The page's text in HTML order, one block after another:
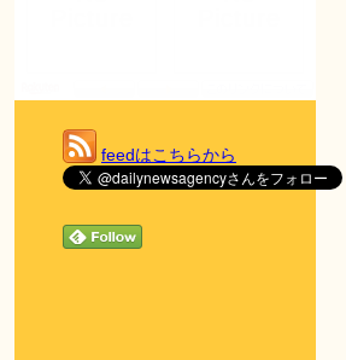
feedはこちらから